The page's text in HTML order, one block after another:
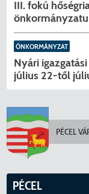
III. fokú
ÖNKORMÁNYZAT
Nyári
július 22-től
PÉCEL
PÉCEL